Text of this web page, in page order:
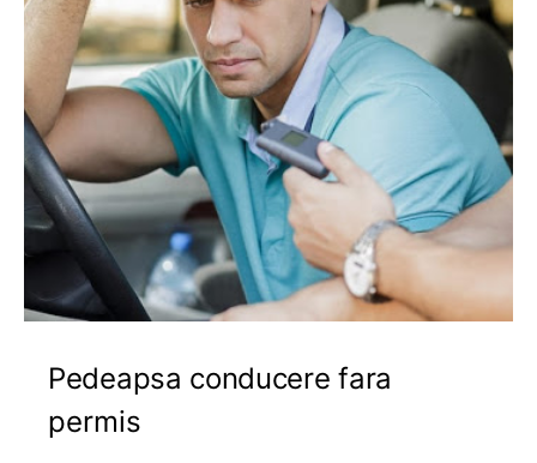
Pedeapsa conducere fara
permis